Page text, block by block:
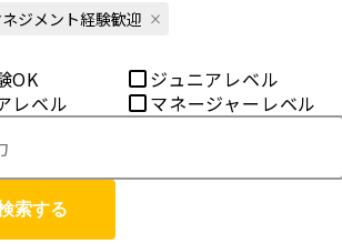
ジメント経験歓迎
OK
ジュニアレベル
レベル
マネージャーレベル
索する